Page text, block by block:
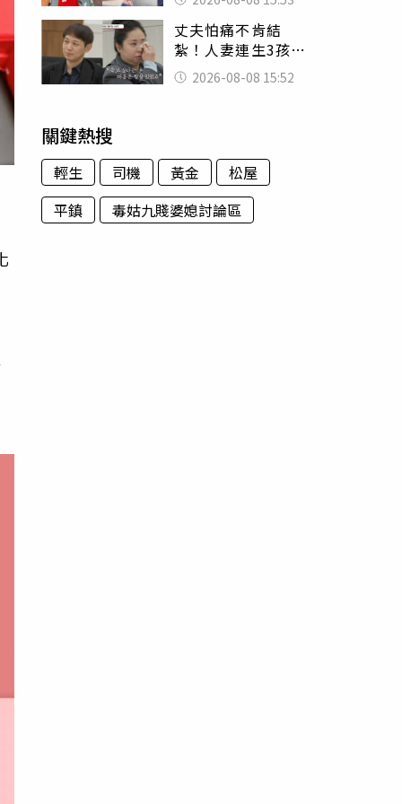
臉 醫揭3類人別亂
喝
丈夫怕痛不肯結
紮！人妻連生3孩
控遭家暴淚喊：真
的好累
2026-08-08 15:52
關鍵熱搜
輕生 司機 黃金
松屋
平鎮
毒姑九賤婆媳討論區